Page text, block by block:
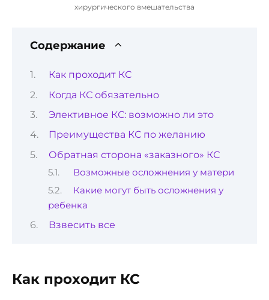
хирургического вмешательства
Содержание
Как проходит КС
Когда КС обязательно
Элективное КС: возможно ли это
Преимущества КС по желанию
Обратная сторона «заказного» КС
Возможные осложнения у матери
Какие могут быть осложнения у
ребенка
Взвесить все
Как проходит КС